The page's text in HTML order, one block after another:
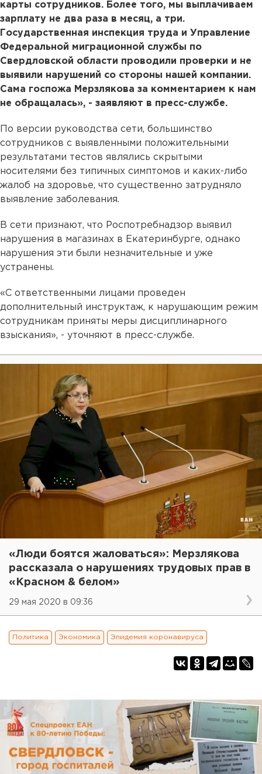
карты сотрудников. Более того, мы выплачиваем
зарплату не два раза в месяц, а три.
Государственная инспекция труда и Управление
Федеральной миграционной службы по
Свердловской области проводили проверки и не
выявили нарушений со стороны нашей компании.
Сама госпожа Мерзлякова за комментарием к нам
не обращалась», - заявляют в пресс-службе.
По версии руководства сети, большинство
сотрудников с выявленными положительными
результатами тестов являлись скрытыми
носителями без типичных симптомов и каких-либо
жалоб на здоровье, что существенно затрудняло
выявление заболевания.
В сети признают, что Роспотребнадзор выявил
нарушения в магазинах в Екатеринбурге, однако
нарушения эти были незначительные и уже
устранены.
«С ответственными лицами проведен
дополнительный инструктаж, к нарушающим режим
сотрудникам приняты меры дисциплинарного
взыскания», - уточняют в пресс-службе.
«Люди боятся жаловаться»: Мерзлякова
рассказала о нарушениях трудовых прав в
«Красном & белом»
29 мая 2020 в 09:36
Политика Экономика Эпидемия коронавируса